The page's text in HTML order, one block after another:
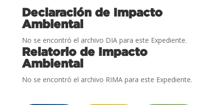
Declaración de Impacto
Ambiental
No se encontró el archivo DIA para este Expediente.
Relatorio de Impacto
Ambiental
No se encontró el archivo RIMA para este Expediente.